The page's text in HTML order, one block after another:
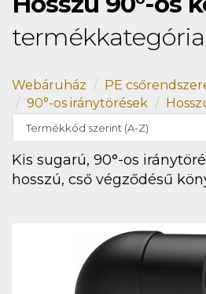
termékkategória
Webáruház PE
90°-os iránytörések
Kis sugarú, 90°-os
hosszú, cső végződésű